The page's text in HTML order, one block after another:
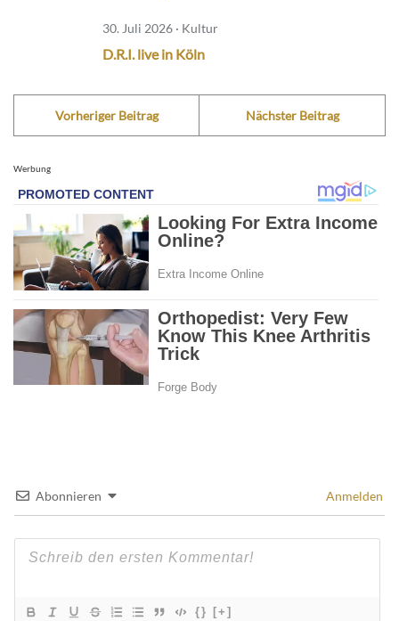
30. Juli 2026 · Kultur
D.R.I. live in Köln
Vorheriger Beitrag Nächster Beitrag
Werbung
Abonnieren Anmelden
{} [+]